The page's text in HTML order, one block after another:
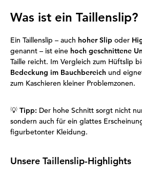
Was ist ein Taillenslip?
Ein Taillenslip – auch hoher Slip oder
genannt – ist eine hoch geschnittene
Taille reicht. Im Vergleich zum Hüftslip
Bedeckung im Bauchbereich und
zum Kaschieren kleiner Problemzonen.
💡 Tipp: Der hohe Schnitt sorgt nicht
sondern auch für ein glattes
figurbetonter Kleidung.
Unsere Taillenslip-Highlights